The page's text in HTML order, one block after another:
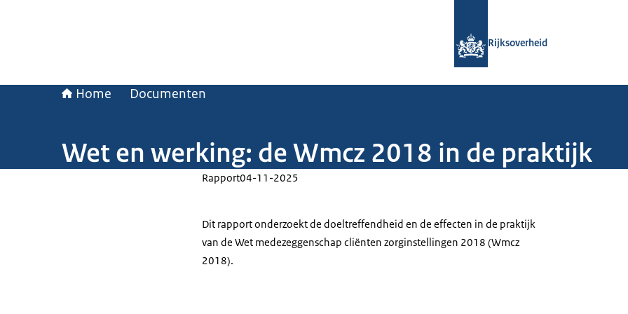
Rijksoverheid
Home Documenten
Wet en werking: de Wmcz 2018 in de praktijk
Rapport04-11-2025
Dit rapport onderzoekt de doeltreffendheid en de effecten in de praktijk
van de Wet medezeggenschap cliënten zorginstellingen 2018 (Wmcz
2018).